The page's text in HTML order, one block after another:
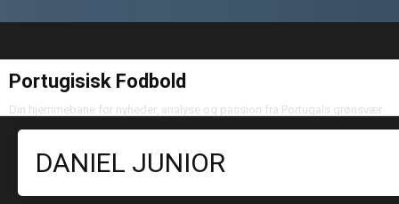
Portugisisk Fodbold
Din hjemmebane for nyheder, analyse og passion fra Portugals grønsvær
DANIEL JUNIOR